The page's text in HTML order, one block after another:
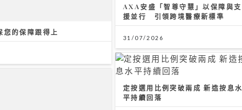
的保障跟得上
AXA安盛「智尊守慧」以保障與支
援並行 引領跨境醫療新標準
31/07/2026
定按選用比例突破兩成 新造按息水
平持續回落